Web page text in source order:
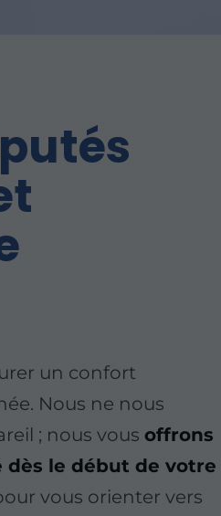
un confort
Nous ne nous
; nous vous offrons
dès le début de votre
vous orienter vers